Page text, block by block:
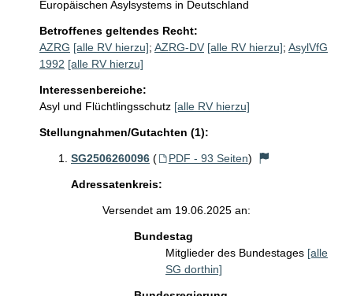
Europäischen Asylsystems in Deutschland
Betroffenes geltendes Recht:
AZRG [alle RV hierzu]; AZRG-DV [alle RV hierzu]; AsylVfG
1992 [alle RV hierzu]
Interessenbereiche:
Asyl und Flüchtlingsschutz [alle RV hierzu]
Stellungnahmen/Gutachten (1):
SG2506260096 ( PDF - 93 Seiten)
Adressatenkreis:
Versendet am 19.06.2025 an:
Bundestag
Mitglieder des Bundestages [alle
SG dorthin]